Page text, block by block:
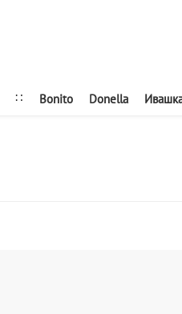
∷ Bonito Donella